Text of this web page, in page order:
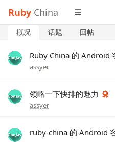
Ruby China
概况 话题 回帖
Ruby China 的 Android
assyer
领略一下快排的魅力
assyer
ruby-china 的 Android